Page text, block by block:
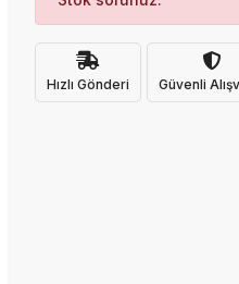
Hızlı Gönderi Güvenli